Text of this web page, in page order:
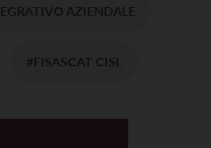
AZIENDALE
#FISASCAT CISL